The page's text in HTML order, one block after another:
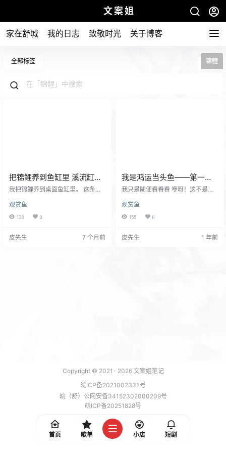
文案姐
家在舒城 我的日志 致敬时光 关于博客
全部标签 锦鲤
把锦鲤养到鱼缸里 溪流缸夜
景
我把锦鲤养到桌面鱼缸里。 这条黄
m。现在有15cm了体重目测已经有2
两以上了。 再看看最近入手聚焦灯
让鱼缸里的水变清变透彻的感觉。
观赏鱼
138 0
皮先生 7 个月前
我是鸿运当头鱼——第一次
露面有点害羞
我只是随便看看看 咿呀！这不是我
我真的好害羞 别再偷看我了！我这
这真的受不了你！哄！变态！ 不给
观赏鱼
155 0
皮先生 1 年前
Copyright © 2021- 2026文案姐笔记
皖ICP备2021002332号
皖（舒）公网安备34152302000209号
萌ICP备20251828号
加载 7 能，功耗 0.2087 焦耳
首页
歌单 小店 短剧